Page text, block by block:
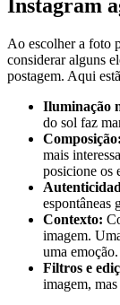
Instagram
Ao escolher a foto
considerar ⁣alguns
postagem. Aqui
Iluminação
do sol faz​
Composição:
⁢mais⁤
posicione os⁣
espontâneas
Contexto:
imagem.
⁢uma emoção.
Filtros‍ e
‌imagem,